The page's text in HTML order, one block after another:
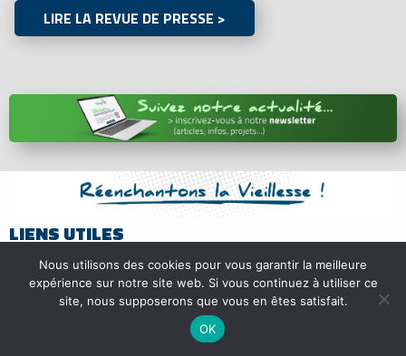
LIRE LA REVUE DE PRESSE >
LIENS UTILES
Ma maison à’venir Le Lab du sens collectif
Éclaireurs du Tour Recrutement
Nous utilisons des cookies pour vous garantir la meilleure
expérience sur notre site web. Si vous continuez à utiliser ce
site, nous supposerons que vous en êtes satisfait.
OK